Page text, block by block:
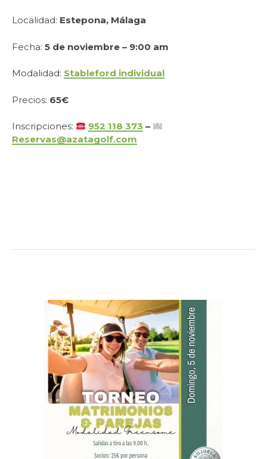
Localidad: Estepona, Málaga
Fecha: 5 de noviembre – 9:00 am
Modalidad: Stableford individual
Precios: 65€
Inscripciones: 952 118 373 –
Reservas@azatagolf.com